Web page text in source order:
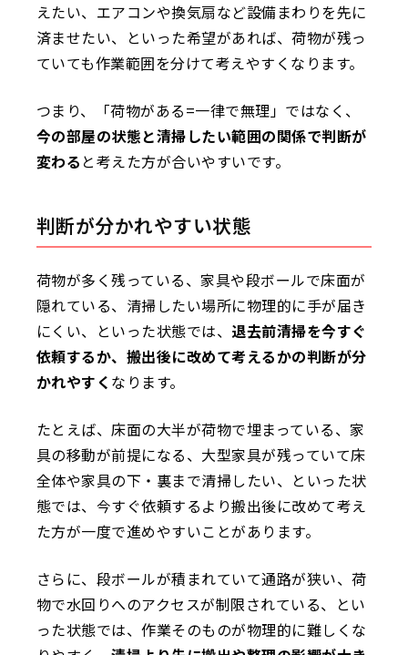
えたい、エアコンや換気扇など設備まわりを先に
済ませたい、といった希望があれば、荷物が残っ
ていても作業範囲を分けて考えやすくなります。
つまり、「荷物がある=一律で無理」ではなく、
今の部屋の状態と清掃したい範囲の関係で判断が
変わる と考えた方が合いやすいです。
判断が分かれやすい状態
荷物が多く残っている、家具や段ボールで床面が
隠れている、清掃したい場所に物理的に手が届き
にくい、といった状態では、 退去前清掃を今すぐ
依頼するか、搬出後に改めて考えるかの判断が分
かれやすく なります。
たとえば、床面の大半が荷物で埋まっている、家
具の移動が前提になる、大型家具が残っていて床
全体や家具の下・裏まで清掃したい、といった状
態では、今すぐ依頼するより搬出後に改めて考え
た方が一度で進めやすいことがあります。
さらに、段ボールが積まれていて通路が狭い、荷
物で水回りへのアクセスが制限されている、とい
った状態では、作業そのものが物理的に難しくな